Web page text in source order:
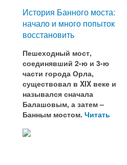
История Банного моста:
начало и много попыток
восстановить
Пешеходный мост,
соединявший 2-ю и 3-ю
части города Орла,
существовал в XIX веке и
назывался сначала
Балашовым, а затем –
Банным мостом. Читать